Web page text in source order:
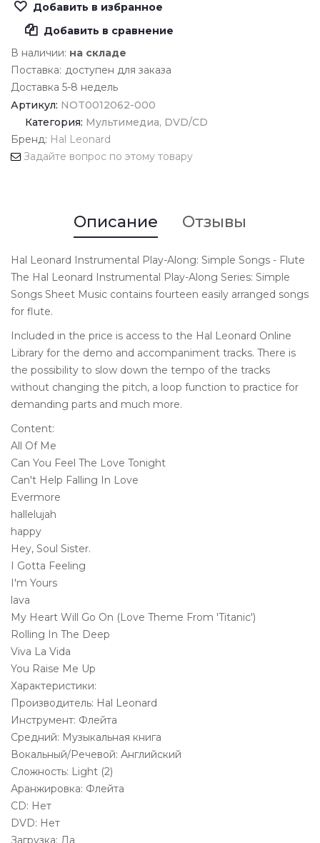
Добавить в избранное
Добавить в сравнение
В наличии: на складе
Поставка: доступен для заказа
Доставка 5-8 недель
Артикул: NOT0012062-000
Категория: Мультимедиа, DVD/CD
Бренд: Hal Leonard
Задайте вопрос по этому товару
Описание Отзывы
Hal Leonard Instrumental Play-Along: Simple Songs - Flute
The Hal Leonard Instrumental Play-Along Series: Simple
Songs Sheet Music contains fourteen easily arranged songs
for flute.
Included in the price is access to the Hal Leonard Online
Library for the demo and accompaniment tracks. There is
the possibility to slow down the tempo of the tracks
without changing the pitch, a loop function to practice for
demanding parts and much more.
Content:
All Of Me
Can You Feel The Love Tonight
Can't Help Falling In Love
Evermore
hallelujah
happy
Hey, Soul Sister.
I Gotta Feeling
I'm Yours
lava
My Heart Will Go On (Love Theme From 'Titanic')
Rolling In The Deep
Viva La Vida
You Raise Me Up
Характеристики:
Производитель: Hal Leonard
Инструмент: Флейта
Средний: Музыкальная книга
Вокальный/Речевой: Английский
Сложность: Light (2)
Аранжировка: Флейта
CD: Нет
DVD: Нет
Загрузка: Да